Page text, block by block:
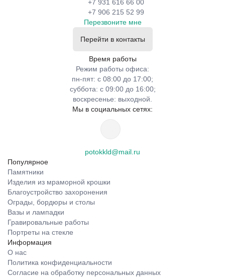
+7 931 616 66 00
+7 906 215 52 99
Перезвоните мне
Перейти в контакты
Время работы
Режим работы офиса:
пн-пят: с 08:00 до 17:00;
суббота: с 09:00 до 16:00;
воскресенье: выходной.
Мы в социальных сетях:
potokkld@mail.ru
Популярное
Памятники
Изделия из мраморной крошки
Благоустройство захоронения
Ограды, бордюры и столы
Вазы и лампадки
Гравировальные работы
Портреты на стекле
Информация
О нас
Политика конфиденциальности
Согласие на обработку персональных данных